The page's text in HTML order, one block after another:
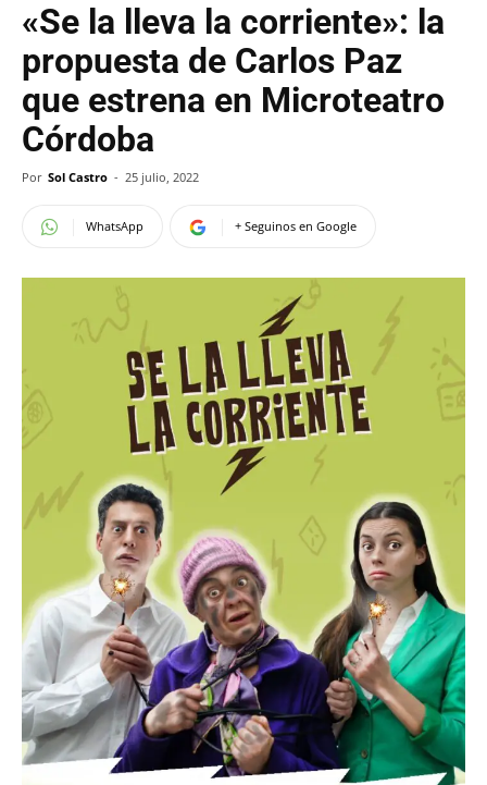
«Se la lleva la corriente»: la
propuesta de Carlos Paz
que estrena en Microteatro
Córdoba
Por Sol Castro - 25 julio, 2022
WhatsApp + Seguinos en Google